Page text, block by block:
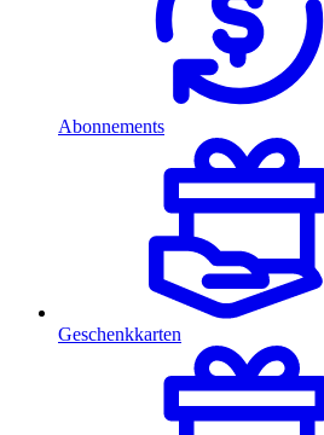
Abonnements
Geschenkkarten